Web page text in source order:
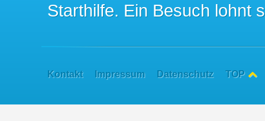
Starthilfe. Ein Besuch lohnt
Kontakt Impressum Datenschutz TOP